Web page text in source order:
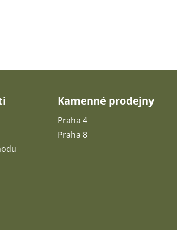
Kamenné prodejny
Praha 4
Praha 8